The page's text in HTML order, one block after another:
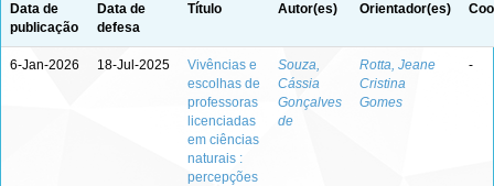
Data de
publicação
Data de
defesa
Título Autor(es) Orientador(es)
6-Jan-2026 18-Jul-2025
Vivências e
escolhas de
professoras
licenciadas
em ciências
naturais :
percepções
Souza,
Cássia
Gonçalves
de
Rotta, Jeane
Cristina
Gomes
-